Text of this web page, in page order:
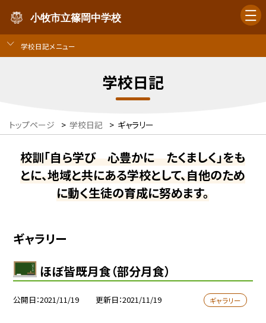
小牧市立篠岡中学校
学校日記メニュー
学校日記
トップページ > 学校日記 > ギャラリー
校訓「自ら学び 心豊かに たくましく」をも
とに、地域と共にある学校として、自他のため
に動く生徒の育成に努めます。
ギャラリー
ほぼ皆既月食（部分月食）
公開日 2021/11/19 更新日 2021/11/19 ギャラリー